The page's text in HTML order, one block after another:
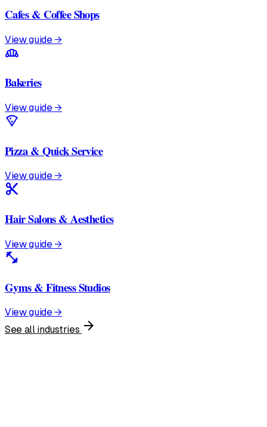
Cafes & Coffee Shops
View guide →
bakery_dining
Bakeries
View guide →
local_pizza
Pizza & Quick Service
View guide →
content_cut
Hair Salons & Aesthetics
View guide →
fitness_center
Gyms & Fitness Studios
View guide →
See all industries arrow_forward